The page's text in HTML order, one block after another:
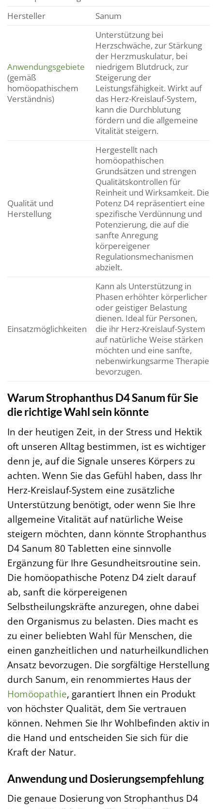
Hersteller
Sanum
Anwendungsgebiete
(gemäß
homöopathischem
Verständnis)
Unterstützung bei
Herzschwäche, zur Stärkung
der Herzmuskulatur, bei
niedrigem Blutdruck, zur
Steigerung der
Leistungsfähigkeit. Wirkt auf
das Herz-Kreislauf-System,
kann die Durchblutung
fördern und die allgemeine
Vitalität steigern.
Qualität und
Herstellung
Hergestellt nach
homöopathischen
Grundsätzen und strengen
Qualitätskontrollen für
Reinheit und Wirksamkeit. Die
Potenz D4 repräsentiert eine
spezifische Verdünnung und
Potenzierung, die auf die
sanfte Anregung
körpereigener
Regulationsmechanismen
abzielt.
Einsatzmöglichkeiten
Kann als Unterstützung in
Phasen erhöhter körperlicher
oder geistiger Belastung
dienen. Ideal für Personen,
die ihr Herz-Kreislauf-System
auf natürliche Weise stärken
möchten und eine sanfte,
nebenwirkungsarme Therapie
bevorzugen.
Warum Strophanthus D4 Sanum für Sie
die richtige Wahl sein könnte
In der heutigen Zeit, in der Stress und Hektik
oft unseren Alltag bestimmen, ist es wichtiger
denn je, auf die Signale unseres Körpers zu
achten. Wenn Sie das Gefühl haben, dass Ihr
Herz-Kreislauf-System eine zusätzliche
Unterstützung benötigt, oder wenn Sie Ihre
allgemeine Vitalität auf natürliche Weise
steigern möchten, dann könnte Strophanthus
D4 Sanum 80 Tabletten eine sinnvolle
Ergänzung für Ihre Gesundheitsroutine sein.
Die homöopathische Potenz D4 zielt darauf
ab, sanft die körpereigenen
Selbstheilungskräfte anzuregen, ohne dabei
den Organismus zu belasten. Dies macht es
zu einer beliebten Wahl für Menschen, die
einen ganzheitlichen und naturheilkundlichen
Ansatz bevorzugen. Die sorgfältige Herstellung
durch Sanum, ein renommiertes Haus der
Homöopathie, garantiert Ihnen ein Produkt
von höchster Qualität, dem Sie vertrauen
können. Nehmen Sie Ihr Wohlbefinden aktiv in
die Hand und entscheiden Sie sich für die
Kraft der Natur.
Anwendung und Dosierungsempfehlung
Die genaue Dosierung von Strophanthus D4